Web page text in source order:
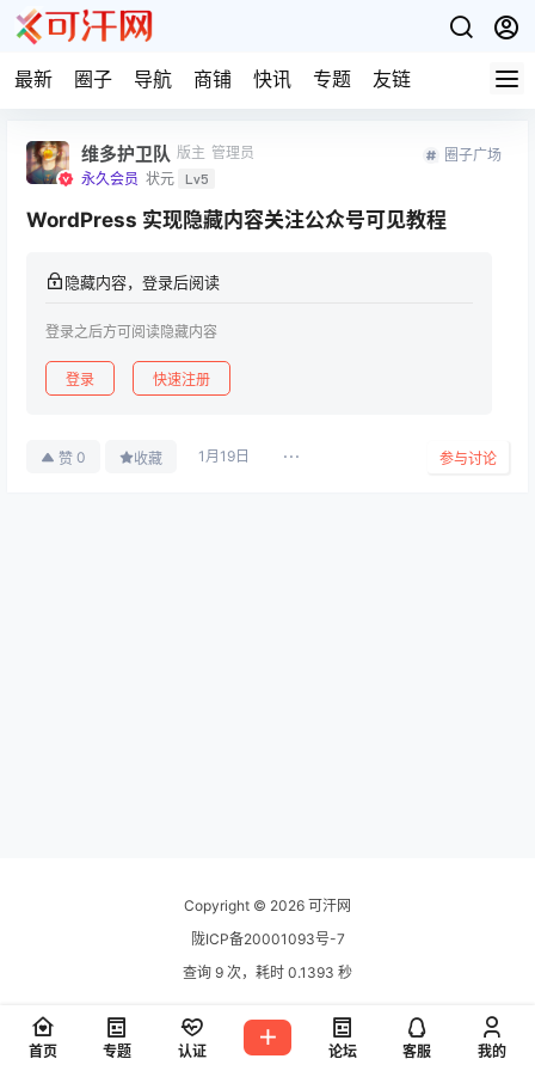
最新 圈子 导航 商铺 快讯 专题 友链
维多护卫队 版主 管理员
永久会员 状元 Lv5
圈子广场
WordPress 实现隐藏内容关注公众号可见教程
隐藏内容，登录后阅读
登录之后方可阅读隐藏内容
登录 快速注册
赞 0 收藏 1月19日 参与讨论
Copyright © 2026 可汗网
陇ICP备20001093号-7
查询 9 次，耗时 0.1393 秒
首页 专题 认证 论坛 客服 我的